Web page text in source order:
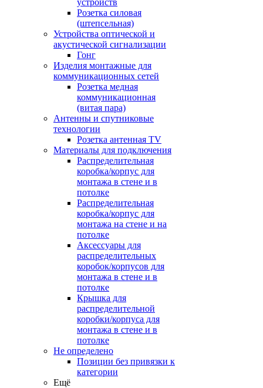
устройств
Розетка силовая
(штепсельная)
Устройства оптической и
акустической сигнализации
Гонг
Изделия монтажные для
коммуникационных сетей
Розетка медная
коммуникационная
(витая пара)
Антенны и спутниковые
технологии
Розетка антенная TV
Материалы для подключения
Распределительная
коробка/корпус для
монтажа в стене и в
потолке
Распределительная
коробка/корпус для
монтажа на стене и на
потолке
Аксессуары для
распределительных
коробок/корпусов для
монтажа в стене и в
потолке
Крышка для
распределительной
коробки/корпуса для
монтажа в стене и в
потолке
Не определено
Позиции без привязки к
категории
Ещё